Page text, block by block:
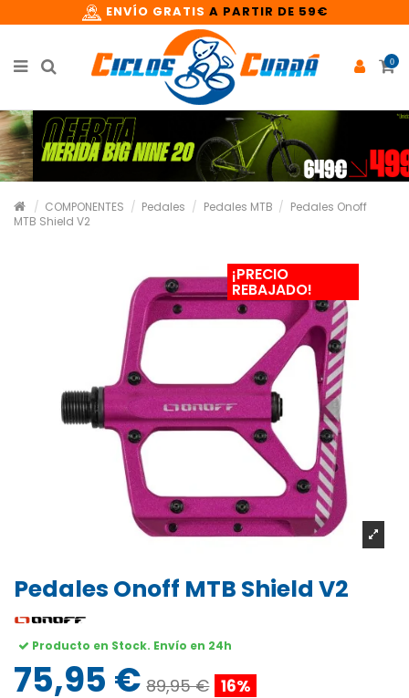
ENVÍO GRATIS A PARTIR DE 59€
0
COMPONENTES Pedales Pedales MTB
Pedales Onoff
MTB Shield V2
¡PRECIO
REBAJADO!
Pedales Onoff MTB Shield V2
Producto en Stock. Envío en 24h
75,95 € 89,95 € 16%